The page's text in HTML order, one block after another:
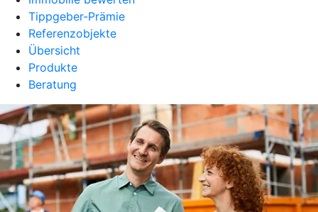
Tippgeber-Prämie
Referenzobjekte
Übersicht
Produkte
Beratung